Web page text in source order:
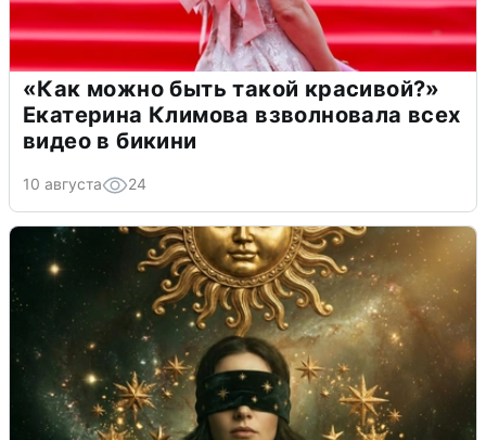
«Как можно быть такой красивой?»
Екатерина Климова взволновала всех
видео в бикини
10 августа 24